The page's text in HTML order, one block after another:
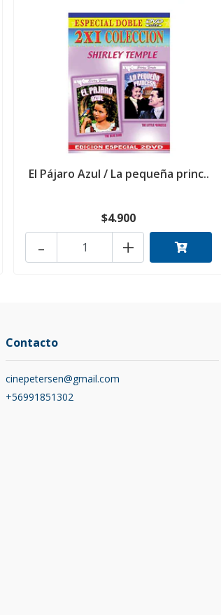
El Pájaro Azul / La pequeña princ..
$4.900
+
-
Contacto
cinepetersen@gmail.com
+56991851302